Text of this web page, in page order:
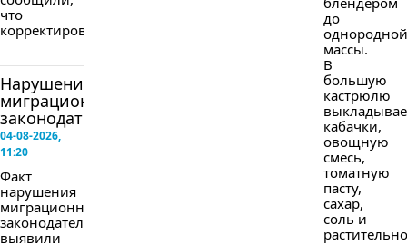
что
корректировка...
Нарушение
миграционного
законодательства
04-08-2026,
11:20
Факт
нарушения
миграционного
законодательства
выявили
до
однородной
массы.
В
большую
кастрюлю
кабачки,
овощную
смесь,
томатную
пасту,
сахар,
соль и